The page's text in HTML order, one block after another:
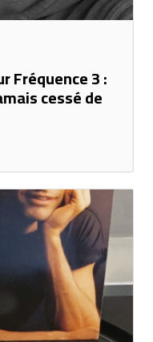
Fréquence 3 :
cessé de